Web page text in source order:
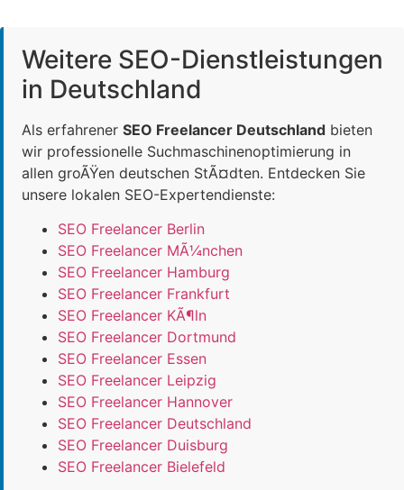
Weitere SEO-Dienstleistungen
in Deutschland
Als erfahrener SEO Freelancer Deutschland bieten
wir professionelle Suchmaschinenoptimierung in
allen groÃŸen deutschen StÃ¤dten. Entdecken Sie
unsere lokalen SEO-Expertendienste:
SEO Freelancer Berlin
SEO Freelancer MÃ¼nchen
SEO Freelancer Hamburg
SEO Freelancer Frankfurt
SEO Freelancer KÃ¶ln
SEO Freelancer Dortmund
SEO Freelancer Essen
SEO Freelancer Leipzig
SEO Freelancer Hannover
SEO Freelancer Deutschland
SEO Freelancer Duisburg
SEO Freelancer Bielefeld